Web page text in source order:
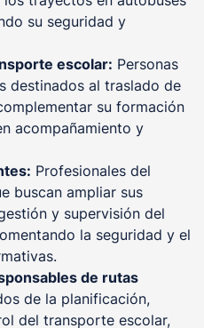
su seguridad y
escolar: Personas
destinados al traslado de
su formación
acompañamiento y
Profesionales del
buscan ampliar sus
y supervisión del
la seguridad y el
de rutas
de la planificación,
del transporte escolar,